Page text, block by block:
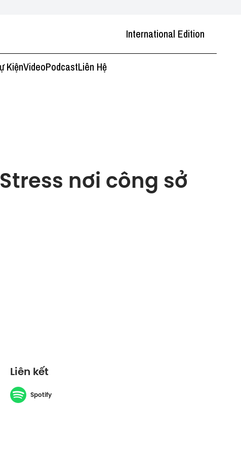
International Edition
KiệnVideoPodcastLiên Hệ
nơi công sở
Liên kết
Spotify